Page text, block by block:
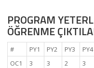
PROGRAM
ÖĞRENME
# PY1 PY2 PY3 PY4
OC1
3 3 2 3